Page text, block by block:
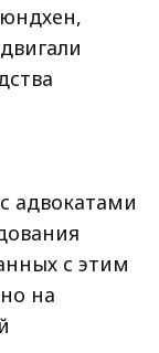
адвокатами
с этим
на